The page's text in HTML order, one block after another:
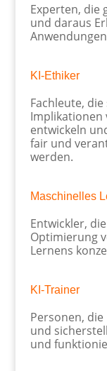
Experten, die
und daraus
KI-Ethiker
Fachleute,
Implikationen
entwickeln
fair und
werden.
Maschinelles
Entwickler,
Optimierung
Lernens
KI-Trainer
Personen,
und
und